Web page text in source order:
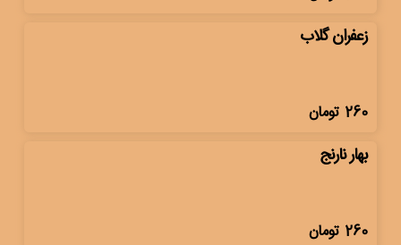
زعفران گلاب
260 تومان
بهار نارنج
260 تومان